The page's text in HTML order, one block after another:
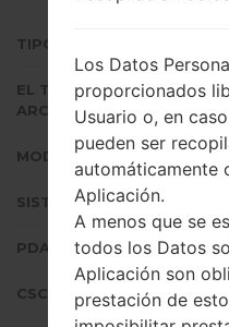
TIPO DE FIRMWARE
EL TAMAÑO DEL
ARCHIVO
MODELO
SISTEMA OPERATIVO
PDA/AP VERSIÓN
CSC VERSIÓN
Los Datos
proporcionados
Usuario o, en
pueden ser
automáticamente
Aplicación.
A menos que se
todos los Datos
Aplicación son
prestación de